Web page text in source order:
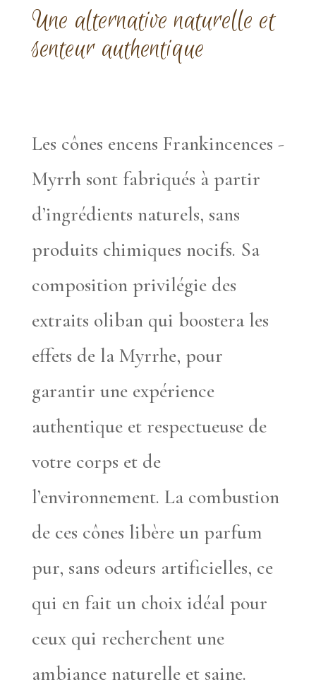
Une alternative naturelle et
senteur authentique
Les cônes encens Frankincences -
Myrrh sont fabriqués à partir
d’ingrédients naturels, sans
produits chimiques nocifs. Sa
composition privilégie des
extraits oliban qui boostera les
effets de la Myrrhe, pour
garantir une expérience
authentique et respectueuse de
votre corps et de
l’environnement. La combustion
de ces cônes libère un parfum
pur, sans odeurs artificielles, ce
qui en fait un choix idéal pour
ceux qui recherchent une
ambiance naturelle et saine.